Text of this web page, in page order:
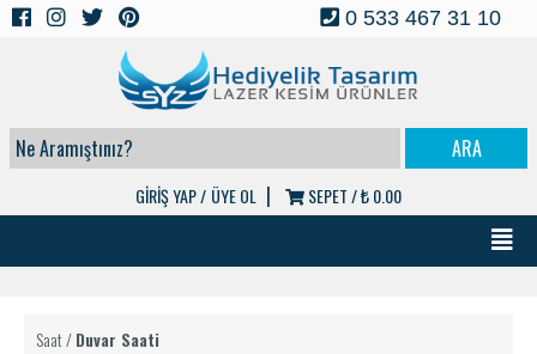
0 533 467 31 10
GİRİŞ YAP / ÜYE OL | SEPET /₺ 0.00
Saat/Duvar Saati